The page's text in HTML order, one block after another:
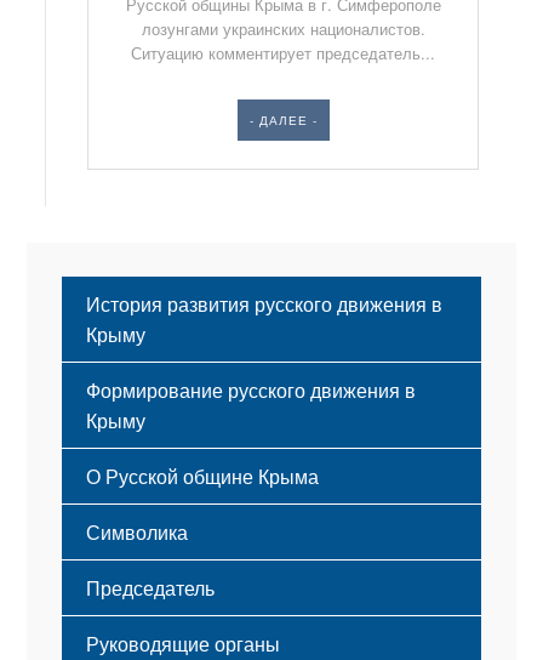
лозунгами украинских националистов.
Ситуацию комментирует председатель...
- ДАЛЕЕ -
История развития русского движения в
Крыму
Формирование русского движения в
Крыму
Русский Крым
О Русской общине Крыма
Этапы становления
Принципы деятельности
Структура
Мероприятия
Символика
Флаг
Герб
Гимн
Председатель
Руководящие органы